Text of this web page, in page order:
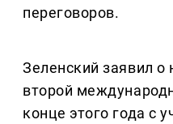
переговоров.
Зеленский заявил о
второй
конце этого года с